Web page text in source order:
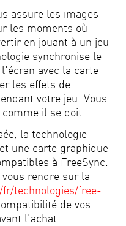
assure les images
les moments où
en jouant à un jeu
synchronise le
avec la carte
les effets de
votre jeu. Vous
il se doit.
la technologie
une carte graphique
à FreeSync.
rendre sur la
technologies/free-
de vos
l'achat.